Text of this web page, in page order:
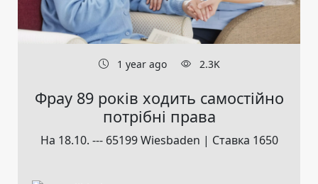
1 year ago 2.3K
Фрау 89 років ходить самостійно
потрібні права
На 18.10. --- 65199 Wiesbaden | Ставка 1650